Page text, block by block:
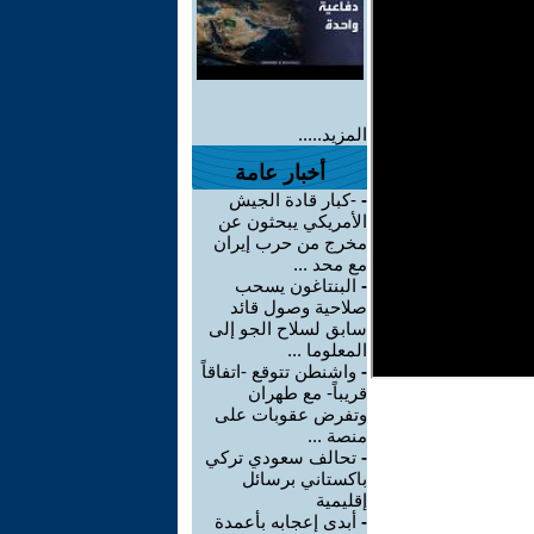
المزيد.....
أخبار عامة
- -كبار قادة الجيش
الأمريكي يبحثون عن
مخرج من حرب إيران
مع محد ...
- البنتاغون يسحب
صلاحية وصول قائد
سابق لسلاح الجو إلى
المعلوما ...
- واشنطن تتوقع -اتفاقاً
قريباً- مع طهران
وتفرض عقوبات على
منصة ...
- تحالف سعودي تركي
باكستاني برسائل
إقليمية
- أبدى إعجابه بأعمدة